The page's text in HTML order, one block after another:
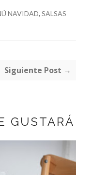
NAVIDAD, SALSAS
Siguiente Post →
GUSTARÁ